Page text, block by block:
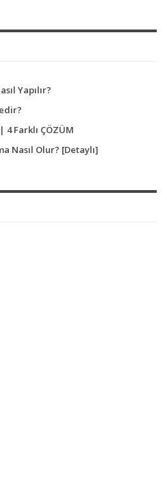
Yapılır?
4 Farklı ÇÖZÜM
Nasıl Olur? [Detaylı]